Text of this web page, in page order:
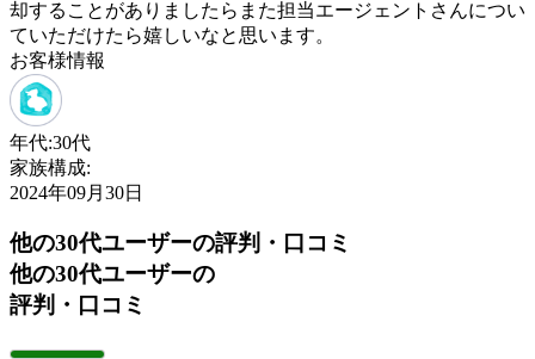
却することがありましたらまた担当エージェントさんについ
ていただけたら嬉しいなと思います。
お客様情報
年代:30代
家族構成:
2024年09月30日
他の30代ユーザーの評判・口コミ
他の30代ユーザーの
評判・口コミ